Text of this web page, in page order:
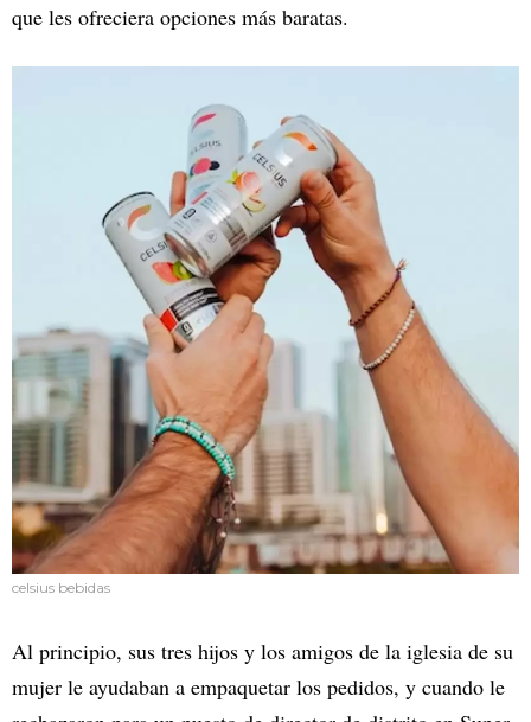
que les ofreciera opciones más baratas.
celsius bebidas
Al principio, sus tres hijos y los amigos de la iglesia de su
mujer le ayudaban a empaquetar los pedidos, y cuando le